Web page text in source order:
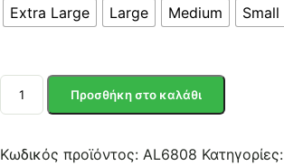
Extra Large
Large Medium Small
ΕΠΙΜΗΡΙΔΑ
ΕΛΑΣΤΙΚΗ
Προσθήκη στο καλάθι
Κωδικός προϊόντος: AL6808 Κατηγορίες: